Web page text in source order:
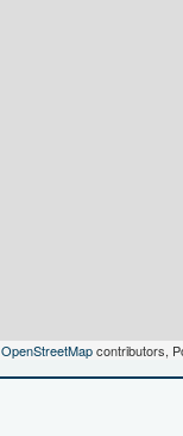
OpenStreetMapcontributors,